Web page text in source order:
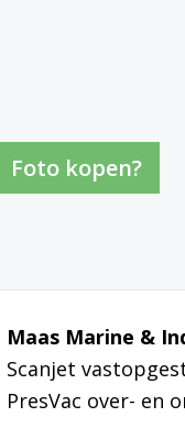
Foto kopen?
Maas Marine &
Scanjet
PresVac over- en